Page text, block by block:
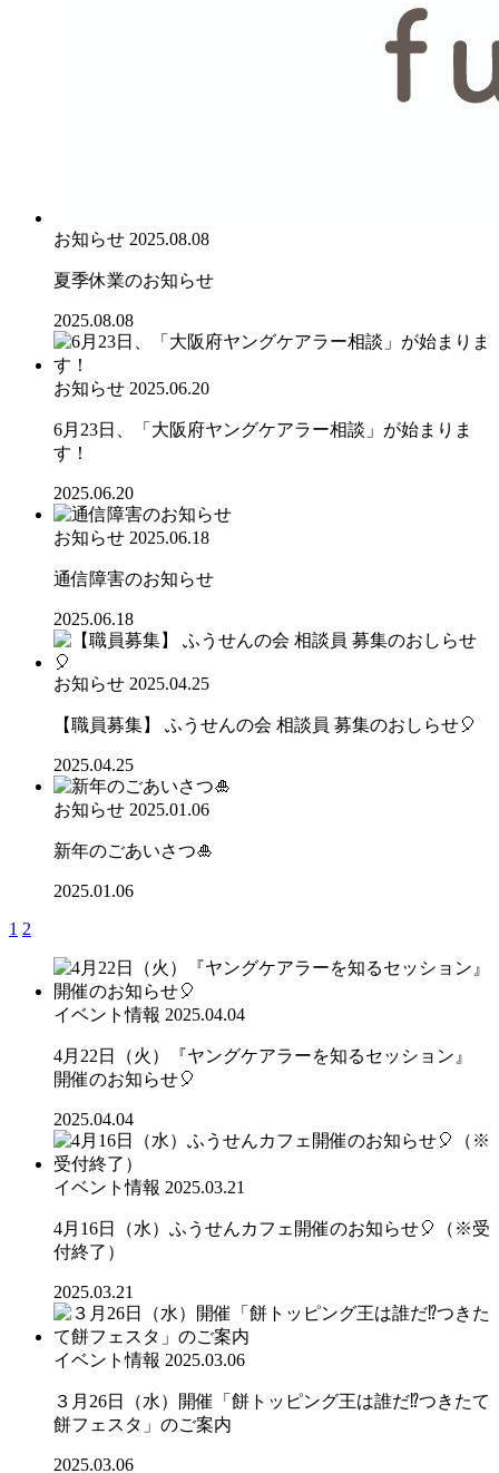
お知らせ 2025.08.08
夏季休業のお知らせ
2025.08.08
お知らせ 2025.06.20
6月23日、「大阪府ヤングケアラー相談」が始まりま
す！
2025.06.20
お知らせ 2025.06.18
通信障害のお知らせ
2025.06.18
お知らせ 2025.04.25
【職員募集】 ふうせんの会 相談員 募集のおしらせ🎈
2025.04.25
お知らせ 2025.01.06
新年のごあいさつ🎍
2025.01.06
1 2
イベント情報 2025.04.04
4月22日（火）『ヤングケアラーを知るセッション』
開催のお知らせ🎈
2025.04.04
イベント情報 2025.03.21
4月16日（水）ふうせんカフェ開催のお知らせ🎈（※受
付終了）
2025.03.21
イベント情報 2025.03.06
３月26日（水）開催「餅トッピング王は誰だ⁉つきたて
餅フェスタ」のご案内
2025.03.06